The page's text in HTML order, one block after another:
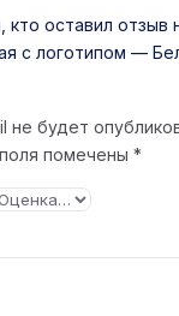
оставил отзыв
с логотипом —
не будет
помечены *